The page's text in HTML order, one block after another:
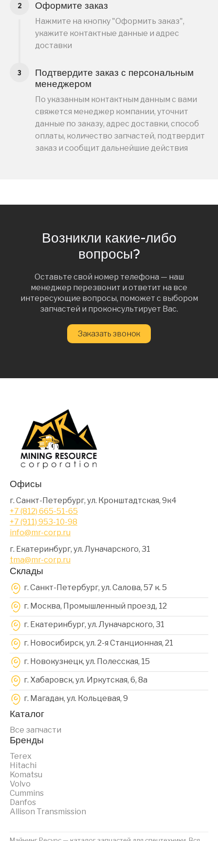
Оформите заказ
Нажмите на кнопку "Оформить заказ",
укажите контактные данные и адрес
доставки
Подтвердите заказ с персональным
менеджером
По указанным контактным данным с вами
свяжется менеджер компании, уточнит
данные по заказу, адрес доставки, способ
оплаты, количество запчастей, подтвердит
заказ и сообщит дальнейшие действия
Возникли какие-либо
вопросы?
Оставьте свой номер телефона — наш
менеджер перезвонит и ответит на все
интересующие вопросы, поможет с выбором
запчастей и проконсультирует Вас.
Заказать звонок
Офисы
г. Санкт-Петербург, ул. Кронштадтская, 9к4
+7 (812) 665-51-65
+7 (911) 953-10-98
info@mr-corp.ru
г. Екатеринбург, ул. Луначарского, 31
tma@mr-corp.ru
Склады
г. Санкт-Петербург, ул. Салова, 57 к. 5
г. Москва, Промышленный проезд, 12
г. Екатеринбург, ул. Луначарского, 31
г. Новосибирск, ул. 2-я Станционная, 21
г. Новокузнецк, ул. Полесская, 15
г. Хабаровск, ул. Иркутская, 6, 8a
г. Магадан, ул. Кольцевая, 9
Каталог
Все запчасти
Бренды
Terex
Hitachi
Komatsu
Volvo
Cummins
Danfos
Allison Transmission